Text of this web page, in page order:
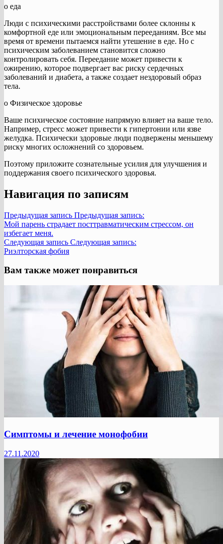
o еда
Люди с психическими расстройствами более склонны к
комфортной еде или эмоциональным перееданиям. Все мы
время от времени пытаемся найти утешение в еде. Но с
психическим заболеванием становится сложно
контролировать себя. Переедание может привести к
ожирению, которое подвергает вас риску сердечных
заболеваний и диабета, а также создает нездоровый образ
тела.
o Физическое здоровье
Ваше психическое состояние напрямую влияет на ваше тело.
Например, стресс может привести к гипертонии или язве
желудка. Психически здоровые люди подвержены меньшему
риску многих осложнений со здоровьем.
Поэтому приложите сознательные усилия для улучшения и
поддержания своего психического здоровья.
Навигация по записям
Предыдущая запись Предыдущая запись:
Мой парень страдает посттравматическим стрессом, он
избегает меня.
Следующая запись Следующая запись:
Риэлторская фобия
Вам также может понравиться
Симптомы и лечение монофобии
27.11.2020